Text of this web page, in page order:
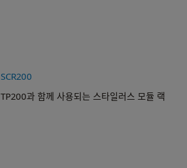
SCR200
TP200과 함께 사용되는 스타일러스 모듈 랙